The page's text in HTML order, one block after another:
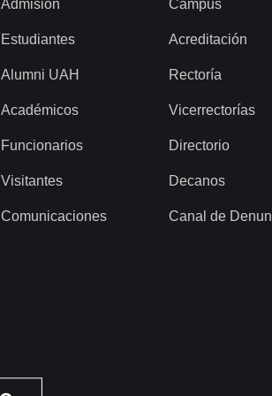
Admisión
Estudiantes
Alumni UAH
Académicos
Funcionarios
Visitantes
Comunicaciones
Campus
Acreditación
Rectoría
Vicerrectorías
Directorio
Decanos
Canal de